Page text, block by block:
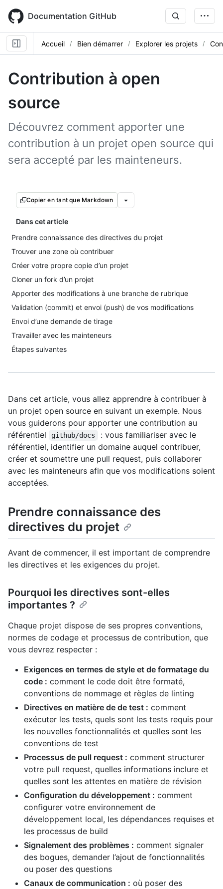
main
content
Documentation GitHub
Accueil Bien démarrer Explorer les projets
Contribution à open
source
Découvrez comment apporter une
contribution à un projet open source qui
sera accepté par les mainteneurs.
Copier en tant que Markdown
Dans cet article
Prendre connaissance des directives du projet
Trouver une zone où contribuer
Créer votre propre copie d’un projet
Cloner un fork d’un projet
Apporter des modifications à une branche de rubrique
Validation (commit) et envoi (push) de vos modifications
Envoi d’une demande de tirage
Travailler avec les mainteneurs
Étapes suivantes
Dans cet article, vous allez apprendre à contribuer à
un projet open source en suivant un exemple. Nous
vous guiderons pour apporter une contribution au
référentiel
github/docs
: vous familiariser avec le
référentiel, identifier un domaine auquel contribuer,
créer et soumettre une pull request, puis collaborer
avec les mainteneurs afin que vos modifications soient
acceptées.
Prendre connaissance des
directives du projet
Avant de commencer, il est important de comprendre
les directives et les exigences du projet.
Pourquoi les directives sont-elles
importantes ?
Chaque projet dispose de ses propres conventions,
normes de codage et processus de contribution, que
vous devrez respecter :
Exigences en termes de style et de formatage du
code : comment le code doit être formaté,
conventions de nommage et règles de linting
Directives en matière de de test : comment
exécuter les tests, quels sont les tests requis pour
les nouvelles fonctionnalités et quelles sont les
conventions de test
Processus de pull request : comment structurer
votre pull request, quelles informations inclure et
quelles sont les attentes en matière de révision
Configuration du développement : comment
configurer votre environnement de
développement local, les dépendances requises et
les processus de build
Signalement des problèmes : comment signaler
des bogues, demander l’ajout de fonctionnalités
ou poser des questions
Canaux de communication : où poser des